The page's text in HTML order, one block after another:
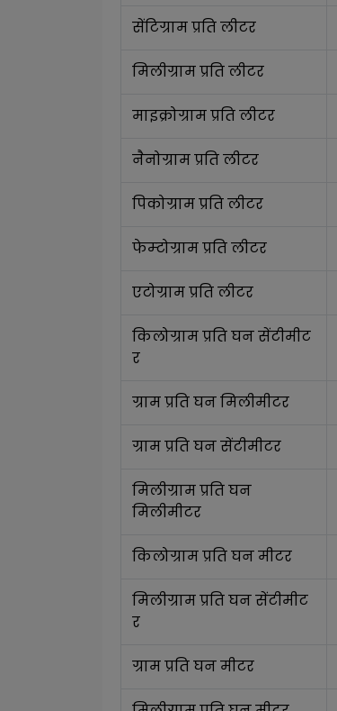
सेंटिग्राम प्रति लीटर
मिलीग्राम प्रति लीटर
माइक्रोग्राम प्रति लीटर
नैनोग्राम प्रति लीटर
पिकोग्राम प्रति लीटर
फेम्टोग्राम प्रति लीटर
एटोग्राम प्रति लीटर
किलोग्राम प्रति घन सेंटीमीट
र
ग्राम प्रति घन मिलीमीटर
ग्राम प्रति घन सेंटीमीटर
मिलीग्राम प्रति घन
मिलीमीटर
किलोग्राम प्रति घन मीटर
मिलीग्राम प्रति घन सेंटीमीट
र
ग्राम प्रति घन मीटर